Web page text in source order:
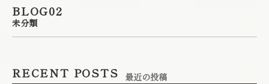
BLOG02
未分類
RECENT POSTS 最近の投稿